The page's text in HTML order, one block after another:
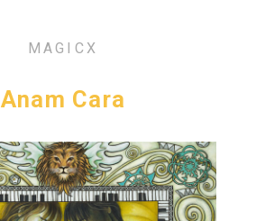
MAGICX
Anam Cara